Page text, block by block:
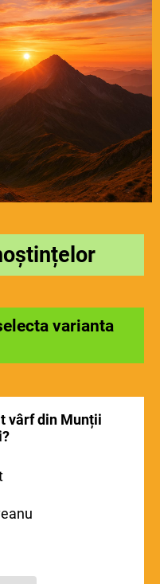
varianta
vârf din Munții